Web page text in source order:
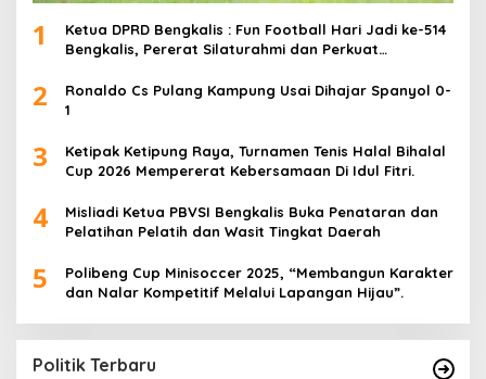
1
Ketua DPRD Bengkalis : Fun Football Hari Jadi ke-514
Bengkalis, Pererat Silaturahmi dan Perkuat
2
Ronaldo Cs Pulang Kampung Usai Dihajar Spanyol 0-
1
3
Ketipak Ketipung Raya, Turnamen Tenis Halal Bihalal
Cup 2026 Mempererat Kebersamaan Di Idul Fitri.
4
Misliadi Ketua PBVSI Bengkalis Buka Penataran dan
Pelatihan Pelatih dan Wasit Tingkat Daerah
5
Polibeng Cup Minisoccer 2025, “Membangun Karakter
dan Nalar Kompetitif Melalui Lapangan Hijau”.
Politik Terbaru